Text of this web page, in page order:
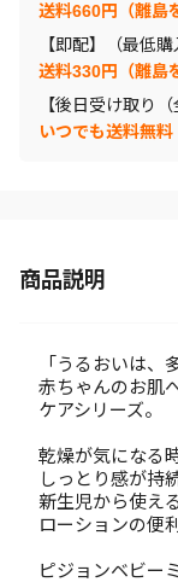
送料660円（離島
【即配】（最低
送料330円（離島
【後日受け取り（
いつでも送料無料
商品説明
「うるおいは、
赤ちゃんのお肌
ケアシリーズ。
乾燥が気になる
しっとり感が持
新生児から使え
ローションの便
ピジョンベビー